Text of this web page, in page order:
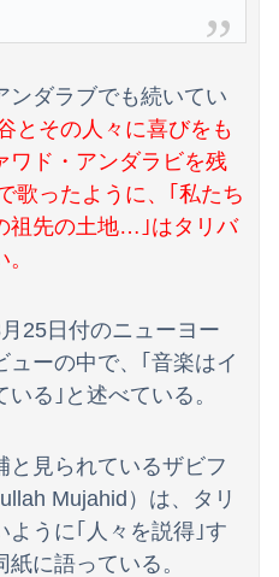
ンダラブでも続いてい
とその人々に喜びをも
ワド・アンダラビを残
歌ったように、｢私たち
祖先の土地…｣はタリバ
25日付のニューヨー
ューの中で、｢音楽はイ
る｣と述べている。
と見られているザビフ
Mujahid）は、タリ
うに｢人々を説得｣す
に語っている。